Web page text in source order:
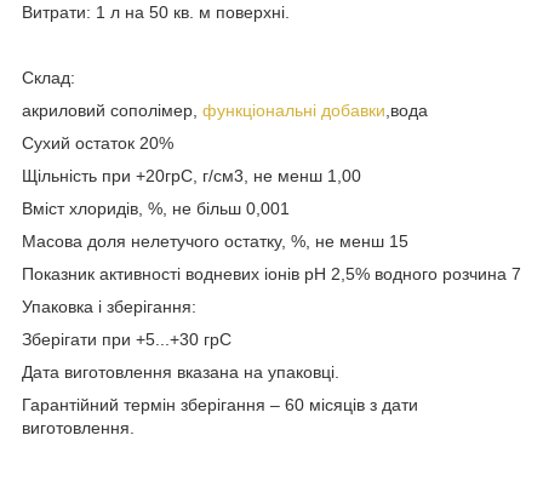
Витрати: 1 л на 50 кв. м поверхні.
Склад:
акриловий сополімер, функціональні добавки ,вода
Сухий остаток 20%
Щільність при +20грС, г/см3, не менш 1,00
Вміст хлоридів, %, не більш 0,001
Масова доля нелетучого остатку, %, не менш 15
Показник активності водневих іонів рН 2,5% водного розчина 7
Упаковка і зберігання:
Зберігати при +5...+30 грС
Дата виготовлення вказана на упаковці.
Гарантійний термін зберігання – 60 місяців з дати
виготовлення.